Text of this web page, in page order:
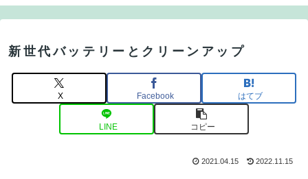
新世代バッテリーとクリーンアップ
X Facebook はてブ
LINE コピー
2021.04.15 2022.11.15